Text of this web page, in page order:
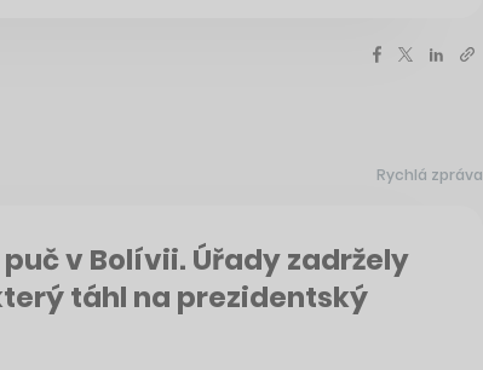
Rychlá zpráva
v Bolívii. Úřady zadržely
táhl na prezidentský